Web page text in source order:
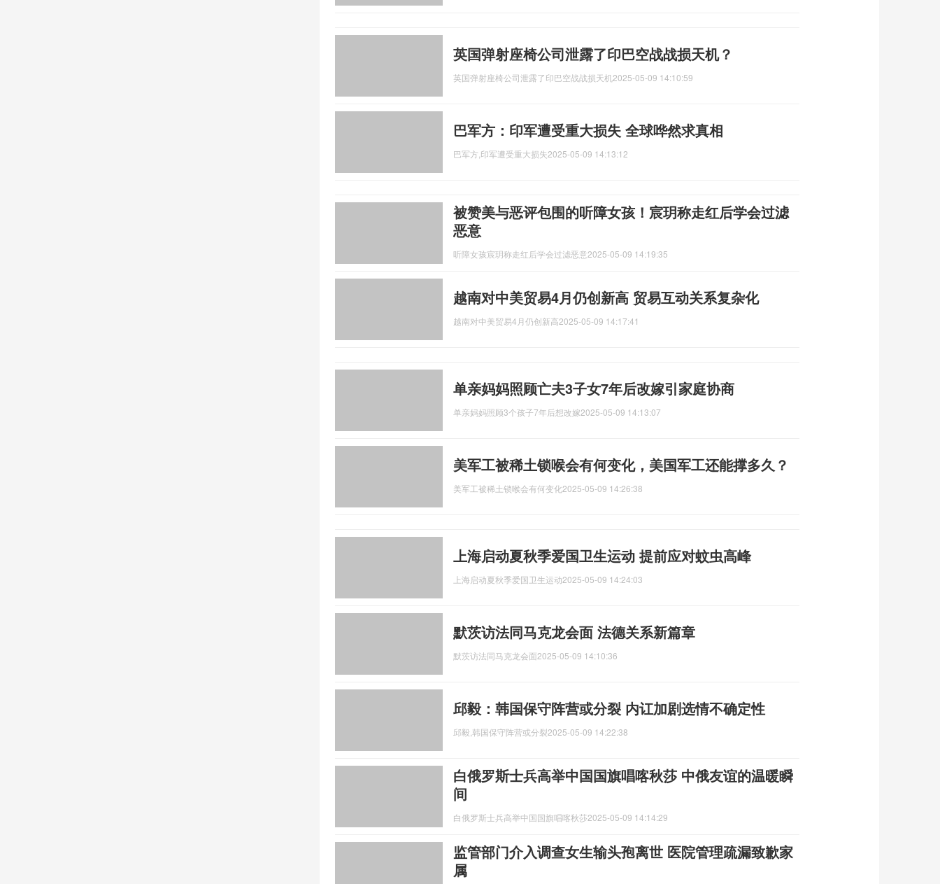
英国弹射座椅公司泄露了印巴空战战损天机？
英国弹射座椅公司泄露了印巴空战战损天机 2025-05-09 14:10:59
巴军方：印军遭受重大损失 全球哗然求真相
巴军方,印军遭受重大损失2025-05-09 14:13:12
被赞美与恶评包围的听障女孩！宸玥称走红后学会过滤
恶意
听障女孩宸玥称走红后学会过滤恶意2025-05-09 14:19:35
越南对中美贸易4月仍创新高 贸易互动关系复杂化
越南对中美贸易4月仍创新高2025-05-09 14:17:41
单亲妈妈照顾亡夫3子女7年后改嫁引家庭协商
单亲妈妈照顾3个孩子7年后想改嫁2025-05-09 14:13:07
美军工被稀土锁喉会有何变化，美国军工还能撑多久？
美军工被稀土锁喉会有何变化2025-05-09 14:26:38
上海启动夏秋季爱国卫生运动 提前应对蚊虫高峰
上海启动夏秋季爱国卫生运动2025-05-09 14:24:03
默茨访法同马克龙会面 法德关系新篇章
默茨访法同马克龙会面2025-05-09 14:10:36
邱毅：韩国保守阵营或分裂 内讧加剧选情不确定性
邱毅,韩国保守阵营或分裂2025-05-09 14:22:38
白俄罗斯士兵高举中国国旗唱喀秋莎 中俄友谊的温暖瞬
间
白俄罗斯士兵高举中国国旗唱喀秋莎2025-05-09 14:14:29
监管部门介入调查女生输头孢离世 医院管理疏漏致歉家
属